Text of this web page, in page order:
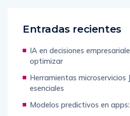
Entradas recientes
IA en decisiones
optimizar
Herramientas microservicios
esenciales
Modelos predictivos en